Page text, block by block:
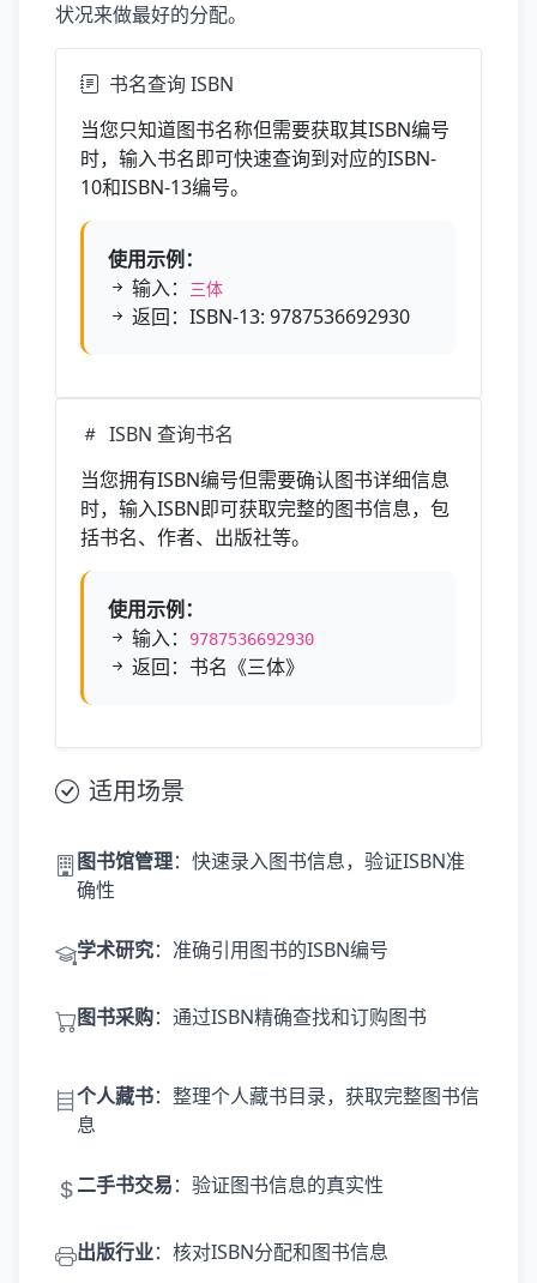
状况来做最好的分配。
书名查询 ISBN
当您只知道图书名称但需要获取其ISBN编号
时，输入书名即可快速查询到对应的ISBN-
10和ISBN-13编号。
使用示例：
输入：
三体
返回：ISBN-13: 9787536692930
ISBN 查询书名
当您拥有ISBN编号但需要确认图书详细信息
时，输入ISBN即可获取完整的图书信息，包
括书名、作者、出版社等。
使用示例：
输入：
9787536692930
返回：书名《三体》
适用场景
图书馆管理：快速录入图书信息，验证ISBN准
确性
学术研究：准确引用图书的ISBN编号
图书采购：通过ISBN精确查找和订购图书
个人藏书：整理个人藏书目录，获取完整图书信
息
二手书交易：验证图书信息的真实性
出版行业：核对ISBN分配和图书信息